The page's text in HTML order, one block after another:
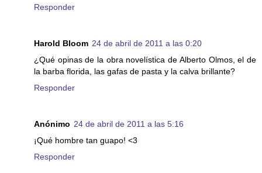
Responder
Harold Bloom 24 de abril de 2011 a las 0:20
¿Qué opinas de la obra novelística de Alberto Olmos, el de
la barba florida, las gafas de pasta y la calva brillante?
Responder
Anónimo 24 de abril de 2011 a las 5:16
¡Qué hombre tan guapo! <3
Responder